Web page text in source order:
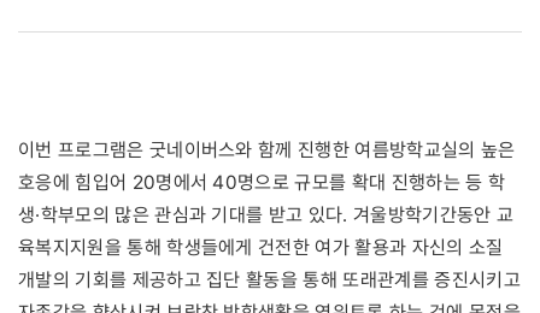
이번 프로그램은 굿네이버스와 함께 진행한 여름방학교실의 높은
호응에 힘입어 20명에서 40명으로 규모를 확대 진행하는 등 학
생·학부모의 많은 관심과 기대를 받고 있다. 겨울방학기간동안 교
육복지지원을 통해 학생들에게 건전한 여가 활용과 자신의 소질
개발의 기회를 제공하고 집단 활동을 통해 또래관계를 증진시키고